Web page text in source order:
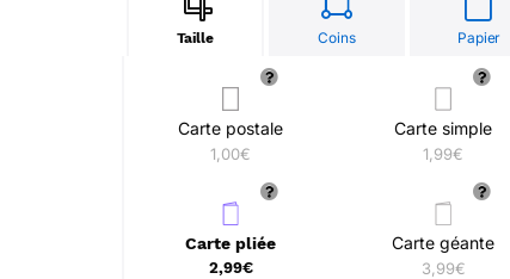
Taille Coins Papier
Carte postale
1,00€
Carte simple
1,99€
Carte pliée
2,99€
Carte géante
3,99€